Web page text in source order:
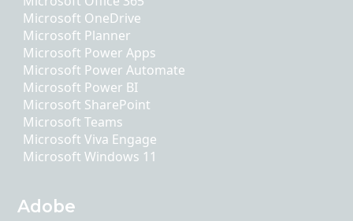
Microsoft OneDrive
Microsoft Planner
Microsoft Power Apps
Microsoft Power Automate
Microsoft Power BI
Microsoft SharePoint
Microsoft Teams
Microsoft Viva Engage
Microsoft Windows 11
Adobe